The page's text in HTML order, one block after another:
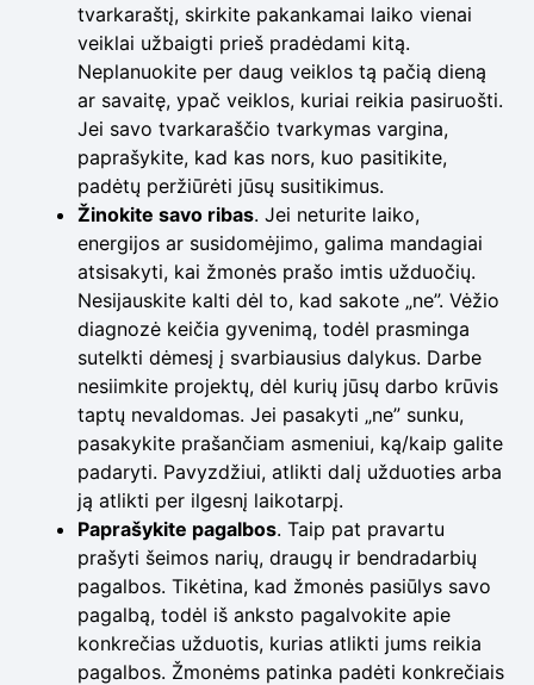
tvarkaraštį, skirkite pakankamai laiko vienai
veiklai užbaigti prieš pradėdami kitą.
Neplanuokite per daug veiklos tą pačią dieną
ar savaitę, ypač veiklos, kuriai reikia pasiruošti.
Jei savo tvarkaraščio tvarkymas vargina,
paprašykite, kad kas nors, kuo pasitikite,
padėtų peržiūrėti jūsų susitikimus.
Žinokite savo ribas. Jei neturite laiko,
energijos ar susidomėjimo, galima mandagiai
atsisakyti, kai žmonės prašo imtis užduočių.
Nesijauskite kalti dėl to, kad sakote „ne”. Vėžio
diagnozė keičia gyvenimą, todėl prasminga
sutelkti dėmesį į svarbiausius dalykus. Darbe
nesiimkite projektų, dėl kurių jūsų darbo krūvis
taptų nevaldomas. Jei pasakyti „ne” sunku,
pasakykite prašančiam asmeniui, ką/kaip galite
padaryti. Pavyzdžiui, atlikti dalį užduoties arba
ją atlikti per ilgesnį laikotarpį.
Paprašykite pagalbos. Taip pat pravartu
prašyti šeimos narių, draugų ir bendradarbių
pagalbos. Tikėtina, kad žmonės pasiūlys savo
pagalbą, todėl iš anksto pagalvokite apie
konkrečias užduotis, kurias atlikti jums reikia
pagalbos. Žmonėms patinka padėti konkrečiais